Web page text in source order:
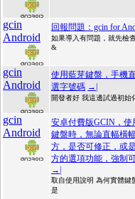
gcin
Android
回報問題：gcin for
如果導入有問題，就先檢
&
gcin
Android
使用藍芽鍵盤，手機
選字號碼 →|
開發者好 我這邊試過初始
gcin
Android
安卓付費版GCIN，使
鍵盤時，無論直幅橫
方，是否可修正，或
方的選項功能，強制
→|
取自使用說明 為何實體鍵
是